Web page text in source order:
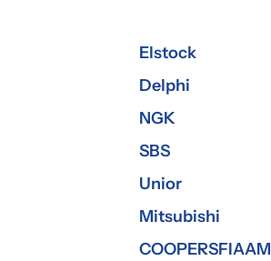
Elstock
Delphi
NGK
SBS
Unior
Mitsubishi
COOPERSFIAAM